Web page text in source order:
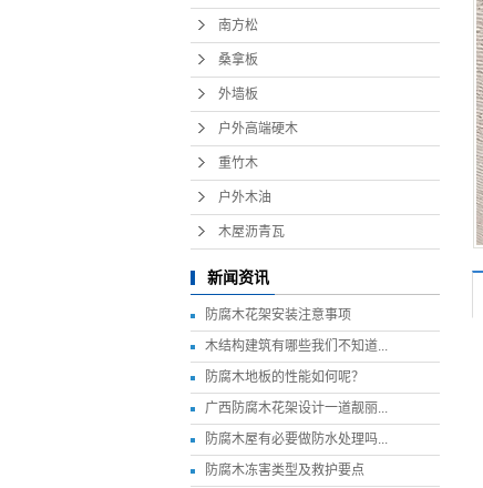
南方松
桑拿板
外墙板
户外高端硬木
重竹木
户外木油
木屋沥青瓦
新闻资讯
防腐木花架安装注意事项
木结构建筑有哪些我们不知道...
防腐木地板的性能如何呢？
广西防腐木花架设计一道靓丽...
防腐木屋有必要做防水处理吗...
防腐木冻害类型及救护要点